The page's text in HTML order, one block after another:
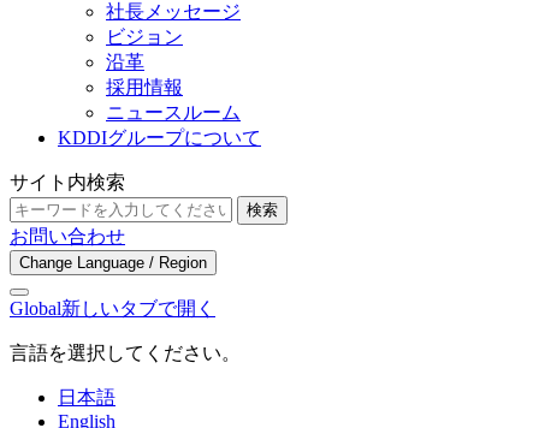
社長メッセージ
ビジョン
沿革
採用情報
ニュースルーム
KDDIグループについて
サイト内検索
検索
お問い合わせ
Change Language / Region
Global新しいタブで開く
言語を選択してください。
日本語
English